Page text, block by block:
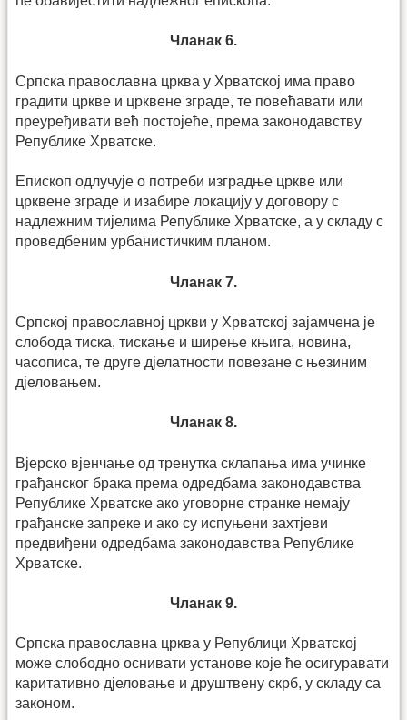
Чланак 6.
Српска православна црква у Хрватској има право
градити цркве и црквене зграде, те повећавати или
преуређивати већ посто­јеће, према законодавству
Републике Хрватске.
Епископ одлучује о потреби изградње цркве или
црквене зграде и изабире локацију у договору с
надлежним тијелима Републике Хрватске, а у складу с
проведбеним урбанистичким планом.
Чланак 7.
Српској православној цркви у Хрватској зајамчена је
слобода тиска, тискање и ширење књига, новина,
часописа, те друге дјелатности повезане с њезиним
дјеловањем.
Чланак 8.
Вјерско вјенчање од тренутка склапања има учинке
грађан­ског брака према одредбама законодавства
Републике Хрватске ако уговорне странке немају
грађанске запреке и ако су испу­њени захтјеви
предвиђени одредбама законодавства Републике
Хрватске.
Чланак 9.
Српска православна црква у Републици Хрватској
може сло­бод­но оснивати установе које ће осигуравати
каритативно дјеловање и друштвену скрб, у складу са
законом.